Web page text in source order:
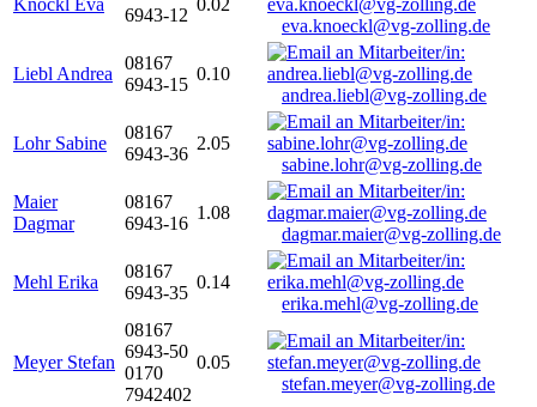
Knöckl Eva
6943-12
0.02
eva.knoeckl@vg-zolling.de
Liebl Andrea
08167
6943-15
0.10
andrea.liebl@vg-zolling.de
Lohr Sabine
08167
6943-36
2.05
sabine.lohr@vg-zolling.de
Maier
Dagmar
08167
6943-16
1.08
dagmar.maier@vg-zolling.de
Mehl Erika
08167
6943-35
0.14
erika.mehl@vg-zolling.de
Meyer Stefan
08167
6943-50
0170
7942402
0.05
stefan.meyer@vg-zolling.de